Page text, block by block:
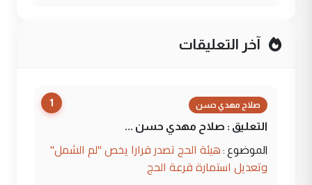
آخر التعليقات
1 صلاح مهدي حسن
التعليق : صلاح مهدي حسن ...
الموضوع : هيئة الحج تصدر قرارا يخص "لم الشمل"
وتعديل استمارة قرعة الحج